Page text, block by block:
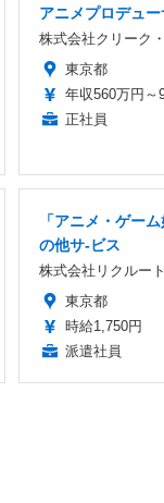
アニメプロデュ
株式会社クリーク
東京都
年収560万円～
正社員
「アニメ・ゲー
の他サ-ビス
株式会社リクルー
東京都
時給1,750円
派遣社員